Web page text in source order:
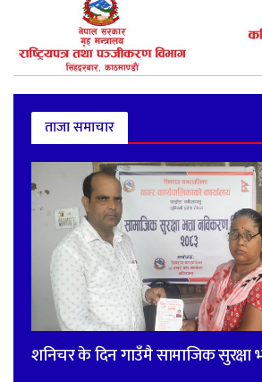
ताजा समाचार
शनिचर के दिन गाउँमै सामाजिक सुरक्षा